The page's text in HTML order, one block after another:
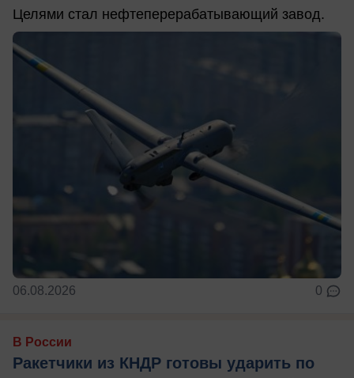
Целями стал нефтеперерабатывающий завод.
06.08.2026 0
В России
Ракетчики из КНДР готовы ударить по